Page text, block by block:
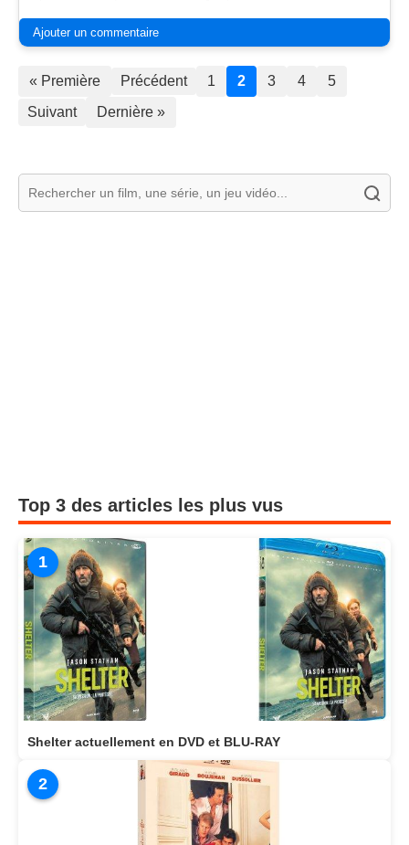
Ajouter un commentaire
« Première Précédent 1 2 3 4
5
Suivant
Dernière »
Top 3 des articles les plus vus
1
Shelter actuellement en DVD et BLU-RAY
2